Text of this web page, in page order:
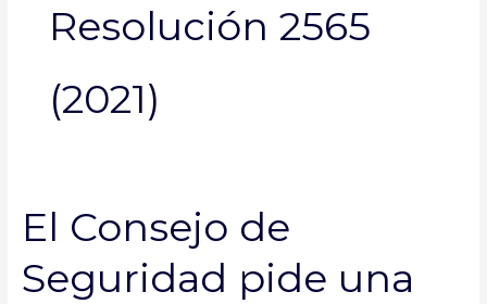
Resolución 2565
(2021)
El Consejo de
Seguridad pide una
El
Consejo
de
Seguridad